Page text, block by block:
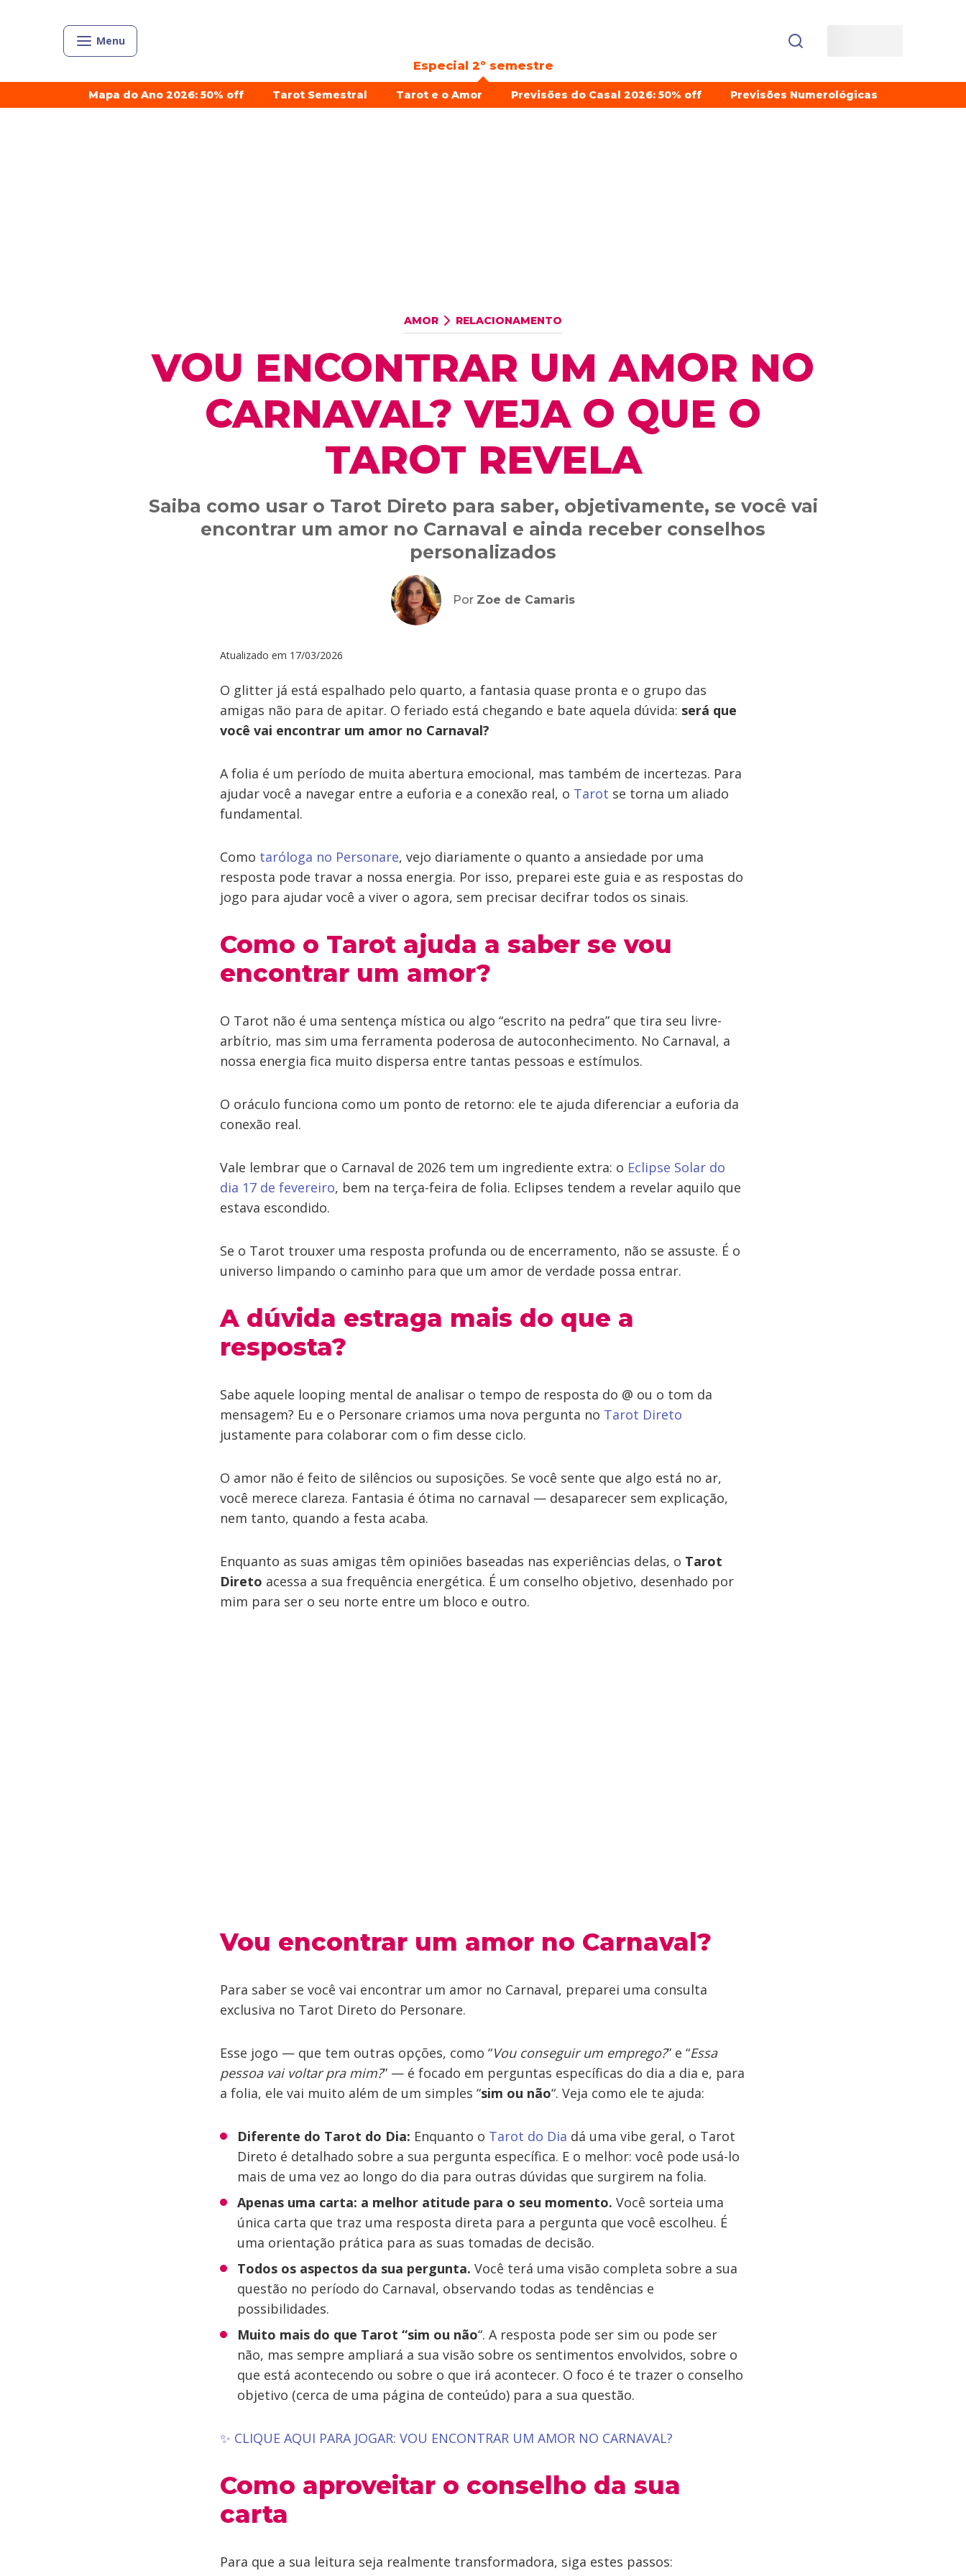
Menu
Especial 2º semestre
Mapa do Ano 2026: 50% off Tarot Semestral Tarot e o Amor Previsões do Casal 2026: 50% off Previsões Numerológicas
AMOR RELACIONAMENTO
VOU ENCONTRAR UM AMOR NO
CARNAVAL? VEJA O QUE O
TAROT REVELA
Saiba como usar o Tarot Direto para saber, objetivamente, se você vai
encontrar um amor no Carnaval e ainda receber conselhos
personalizados
Por Zoe de Camaris
Atualizado em 17/03/2026
O glitter já está espalhado pelo quarto, a fantasia quase pronta e o grupo das
amigas não para de apitar. O feriado está chegando e bate aquela dúvida: será que
você vai encontrar um amor no Carnaval?
A folia é um período de muita abertura emocional, mas também de incertezas. Para
ajudar você a navegar entre a euforia e a conexão real, o Tarot se torna um aliado
fundamental.
Como taróloga no Personare, vejo diariamente o quanto a ansiedade por uma
resposta pode travar a nossa energia. Por isso, preparei este guia e as respostas do
jogo para ajudar você a viver o agora, sem precisar decifrar todos os sinais.
Como o Tarot ajuda a saber se vou
encontrar um amor?
O Tarot não é uma sentença mística ou algo “escrito na pedra” que tira seu livre-
arbítrio, mas sim uma ferramenta poderosa de autoconhecimento. No Carnaval, a
nossa energia fica muito dispersa entre tantas pessoas e estímulos.
O oráculo funciona como um ponto de retorno: ele te ajuda diferenciar a euforia da
conexão real.
Vale lembrar que o Carnaval de 2026 tem um ingrediente extra: o Eclipse Solar do
dia 17 de fevereiro, bem na terça-feira de folia. Eclipses tendem a revelar aquilo que
estava escondido.
Se o Tarot trouxer uma resposta profunda ou de encerramento, não se assuste. É o
universo limpando o caminho para que um amor de verdade possa entrar.
A dúvida estraga mais do que a
resposta?
Sabe aquele looping mental de analisar o tempo de resposta do @ ou o tom da
mensagem? Eu e o Personare criamos uma nova pergunta no Tarot Direto
justamente para colaborar com o fim desse ciclo.
O amor não é feito de silêncios ou suposições. Se você sente que algo está no ar,
você merece clareza. Fantasia é ótima no carnaval — desaparecer sem explicação,
nem tanto, quando a festa acaba.
Enquanto as suas amigas têm opiniões baseadas nas experiências delas, o Tarot
Direto acessa a sua frequência energética. É um conselho objetivo, desenhado por
mim para ser o seu norte entre um bloco e outro.
Vou encontrar um amor no Carnaval?
Para saber se você vai encontrar um amor no Carnaval, preparei uma consulta
exclusiva no Tarot Direto do Personare.
Esse jogo — que tem outras opções, como “Vou conseguir um emprego?” e “Essa
pessoa vai voltar pra mim?” — é focado em perguntas específicas do dia a dia e, para
a folia, ele vai muito além de um simples “sim ou não“. Veja como ele te ajuda:
Diferente do Tarot do Dia: Enquanto o Tarot do Dia dá uma vibe geral, o Tarot
Direto é detalhado sobre a sua pergunta específica. E o melhor: você pode usá-lo
mais de uma vez ao longo do dia para outras dúvidas que surgirem na folia.
Apenas uma carta: a melhor atitude para o seu momento. Você sorteia uma
única carta que traz uma resposta direta para a pergunta que você escolheu. É
uma orientação prática para as suas tomadas de decisão.
Todos os aspectos da sua pergunta. Você terá uma visão completa sobre a sua
questão no período do Carnaval, observando todas as tendências e
possibilidades.
Muito mais do que Tarot “sim ou não“. A resposta pode ser sim ou pode ser
não, mas sempre ampliará a sua visão sobre os sentimentos envolvidos, sobre o
que está acontecendo ou sobre o que irá acontecer. O foco é te trazer o conselho
objetivo (cerca de uma página de conteúdo) para a sua questão.
✨ CLIQUE AQUI PARA JOGAR: VOU ENCONTRAR UM AMOR NO CARNAVAL?
Como aproveitar o conselho da sua
carta
Para que a sua leitura seja realmente transformadora, siga estes passos: